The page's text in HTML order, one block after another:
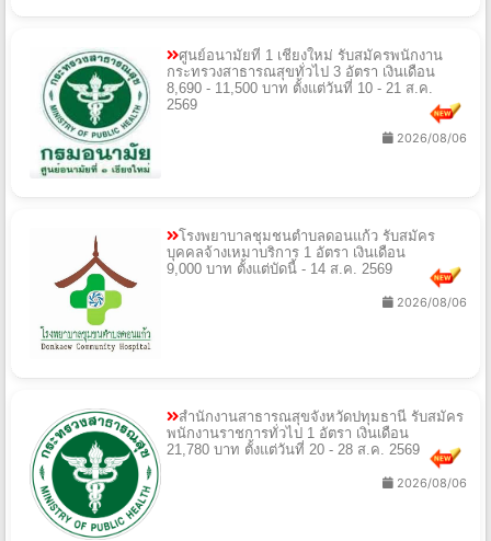
ศูนย์อนามัยที่ 1 เชียงใหม่ รับสมัครพนักงาน
กระทรวงสาธารณสุขทั่วไป 3 อัตรา เงินเดือน
8,690 - 11,500 บาท ตั้งแต่วันที่ 10 - 21 ส.ค.
2569
2026/08/06
โรงพยาบาลชุมชนตำบลดอนแก้ว รับสมัคร
บุคคลจ้างเหมาบริการ 1 อัตรา เงินเดือน
9,000 บาท ตั้งแต่บัดนี้ - 14 ส.ค. 2569
2026/08/06
สํานักงานสาธารณสุขจังหวัดปทุมธานี รับสมัคร
พนักงานราชการทั่วไป 1 อัตรา เงินเดือน
21,780 บาท ตั้งแต่วันที่ 20 - 28 ส.ค. 2569
2026/08/06